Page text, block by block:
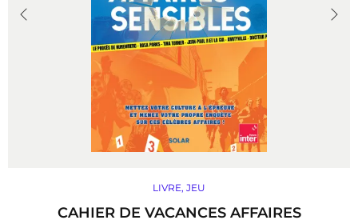
DÉCOUVRIR
LIVRE, JEU
CAHIER DE VACANCES AFFAIRES